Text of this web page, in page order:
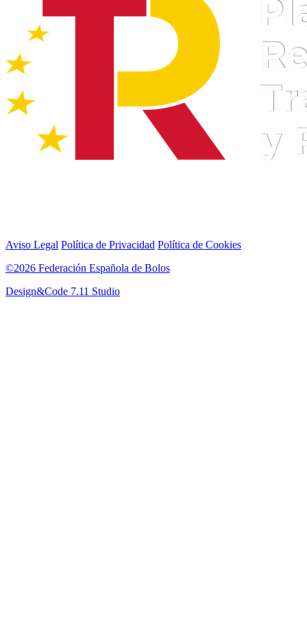
Aviso Legal Política de Privacidad Política de Cookies
©2026 Federación Española de Bolos
Design&Code 7.11 Studio